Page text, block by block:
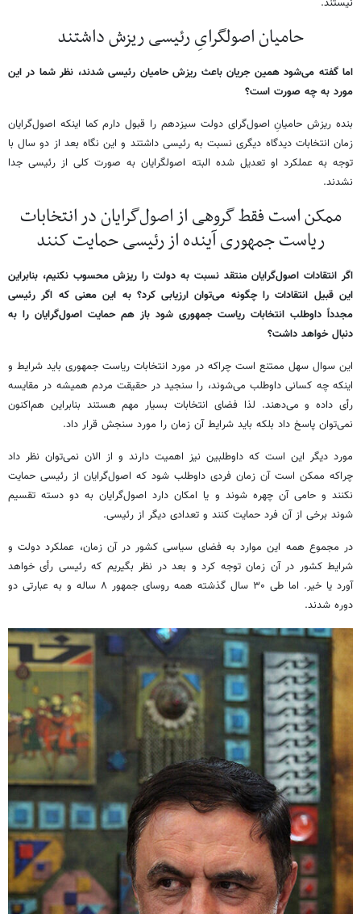
حامیان اصولگرایِ رئیسی ریزش داشتند
اما گفته می‌شود همین جریان باعث ریزش حامیان رئیسی شدند، نظر شما در این
مورد به چه صورت است؟
بنده ریزش حامیانِ اصول‌گرای دولت سیزدهم را قبول دارم کما اینکه اصول‌گرایان
زمان انتخابات دیدگاه دیگری نسبت به رئیسی داشتند و این نگاه بعد از دو سال با
توجه به عملکرد او تعدیل شده البته اصولگرایان به صورت کلی از رئیسی جدا
نشدند.
ممکن است فقط گروهی از اصول‌گرایان در انتخابات
ریاست جمهوری آینده از رئیسی حمایت کنند
اگر انتقادات اصول‌گرایان منتقد نسبت به دولت را ریزش محسوب نکنیم، بنابراین
این قبیل انتقادات را چگونه می‌توان ارزیابی کرد؟ به این معنی که اگر رئیسی
مجدداً داوطلب انتخابات ریاست جمهوری شود باز هم حمایت اصول‌گرایان را به
دنبال خواهد داشت؟
این سوال سهل ممتنع است چراکه در مورد انتخابات ریاست جمهوری باید شرایط و
اینکه چه کسانی داوطلب می‌شوند، را سنجید در حقیقت مردم همیشه در مقایسه
رأی داده و می‌دهند. لذا فضای انتخابات بسیار مهم هستند بنابراین هم‌اکنون
نمی‌توان پاسخ داد بلکه باید شرایط آن زمان را مورد سنجش قرار داد.
مورد دیگر این است که داوطلبین نیز اهمیت دارند و از الان نمی‌توان نظر داد
چراکه ممکن است آن زمان فردی داوطلب شود که اصول‌گرایان از رئیسی حمایت
نکنند و حامی آن چهره شوند و یا امکان دارد اصول‌گرایان به دو دسته تقسیم
شوند برخی از آن فرد حمایت کنند و تعدادی دیگر از رئیسی.
در مجموع همه این موارد به فضای سیاسی کشور در آن زمان، عملکرد دولت و
شرایط کشور در آن زمان توجه کرد و بعد در نظر بگیریم که رئیسی رأی خواهد
آورد یا خیر. اما طی ۳۰ سال گذشته همه روسای جمهور ۸ ساله و به عبارتی دو
دوره شدند.